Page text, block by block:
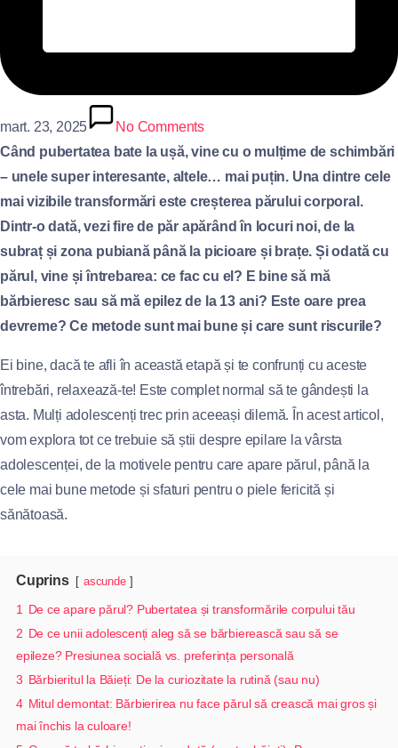
mart. 23, 2025
No Comments
Când pubertatea bate la ușă, vine cu o mulțime de schimbări
– unele super interesante, altele… mai puțin. Una dintre cele
mai vizibile transformări este creșterea părului corporal.
Dintr-o dată, vezi fire de păr apărând în locuri noi, de la
subraț și zona pubiană până la picioare și brațe. Și odată cu
părul, vine și întrebarea: ce fac cu el? E bine să mă
bărbieresc sau să mă epilez de la 13 ani? Este oare prea
devreme? Ce metode sunt mai bune și care sunt riscurile?
Ei bine, dacă te afli în această etapă și te confrunți cu aceste
întrebări, relaxează-te! Este complet normal să te gândești la
asta. Mulți adolescenți trec prin aceeași dilemă. În acest articol,
vom explora tot ce trebuie să știi despre epilare la vârsta
adolescenței, de la motivele pentru care apare părul, până la
cele mai bune metode și sfaturi pentru o piele fericită și
sănătoasă.
Cuprins ascunde
1 De ce apare părul? Pubertatea și transformările corpului tău
2 De ce unii adolescenți aleg să se bărbierească sau să se
epileze? Presiunea socială vs. preferința personală
3 Bărbieritul la Băieți: De la curiozitate la rutină (sau nu)
4 Mitul demontat: Bărbierirea nu face părul să crească mai gros și
mai închis la culoare!